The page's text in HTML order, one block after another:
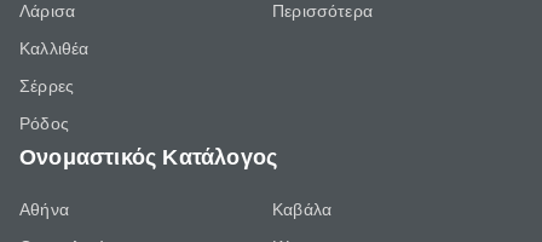
Λάρισα
Καλλιθέα
Σέρρες
Ρόδος
Περισσότερα
Ονομαστικός Κατάλογος
Αθήνα
Καβάλα